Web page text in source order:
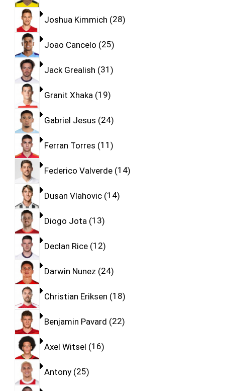
Joshua Kimmich 28
Joao Cancelo 25
Jack Grealish 31
Granit Xhaka 19
Gabriel Jesus 24
Ferran Torres 11
Federico Valverde 14
Dusan Vlahovic 14
Diogo Jota 13
Declan Rice 12
Darwin Nunez 24
Christian Eriksen 18
Benjamin Pavard 22
Axel Witsel 16
Antony 25